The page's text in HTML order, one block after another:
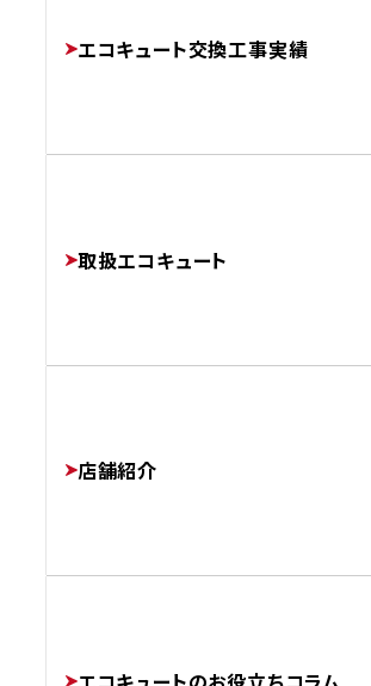
BETTER
FLOW
エコキュート交換工事実績
取扱エコキュート
店舗紹介